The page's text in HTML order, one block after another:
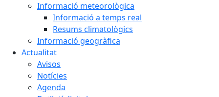
Informació meteorològica
Informació a temps real
Resums climatològics
Informació geogràfica
Actualitat
Avisos
Notícies
Agenda